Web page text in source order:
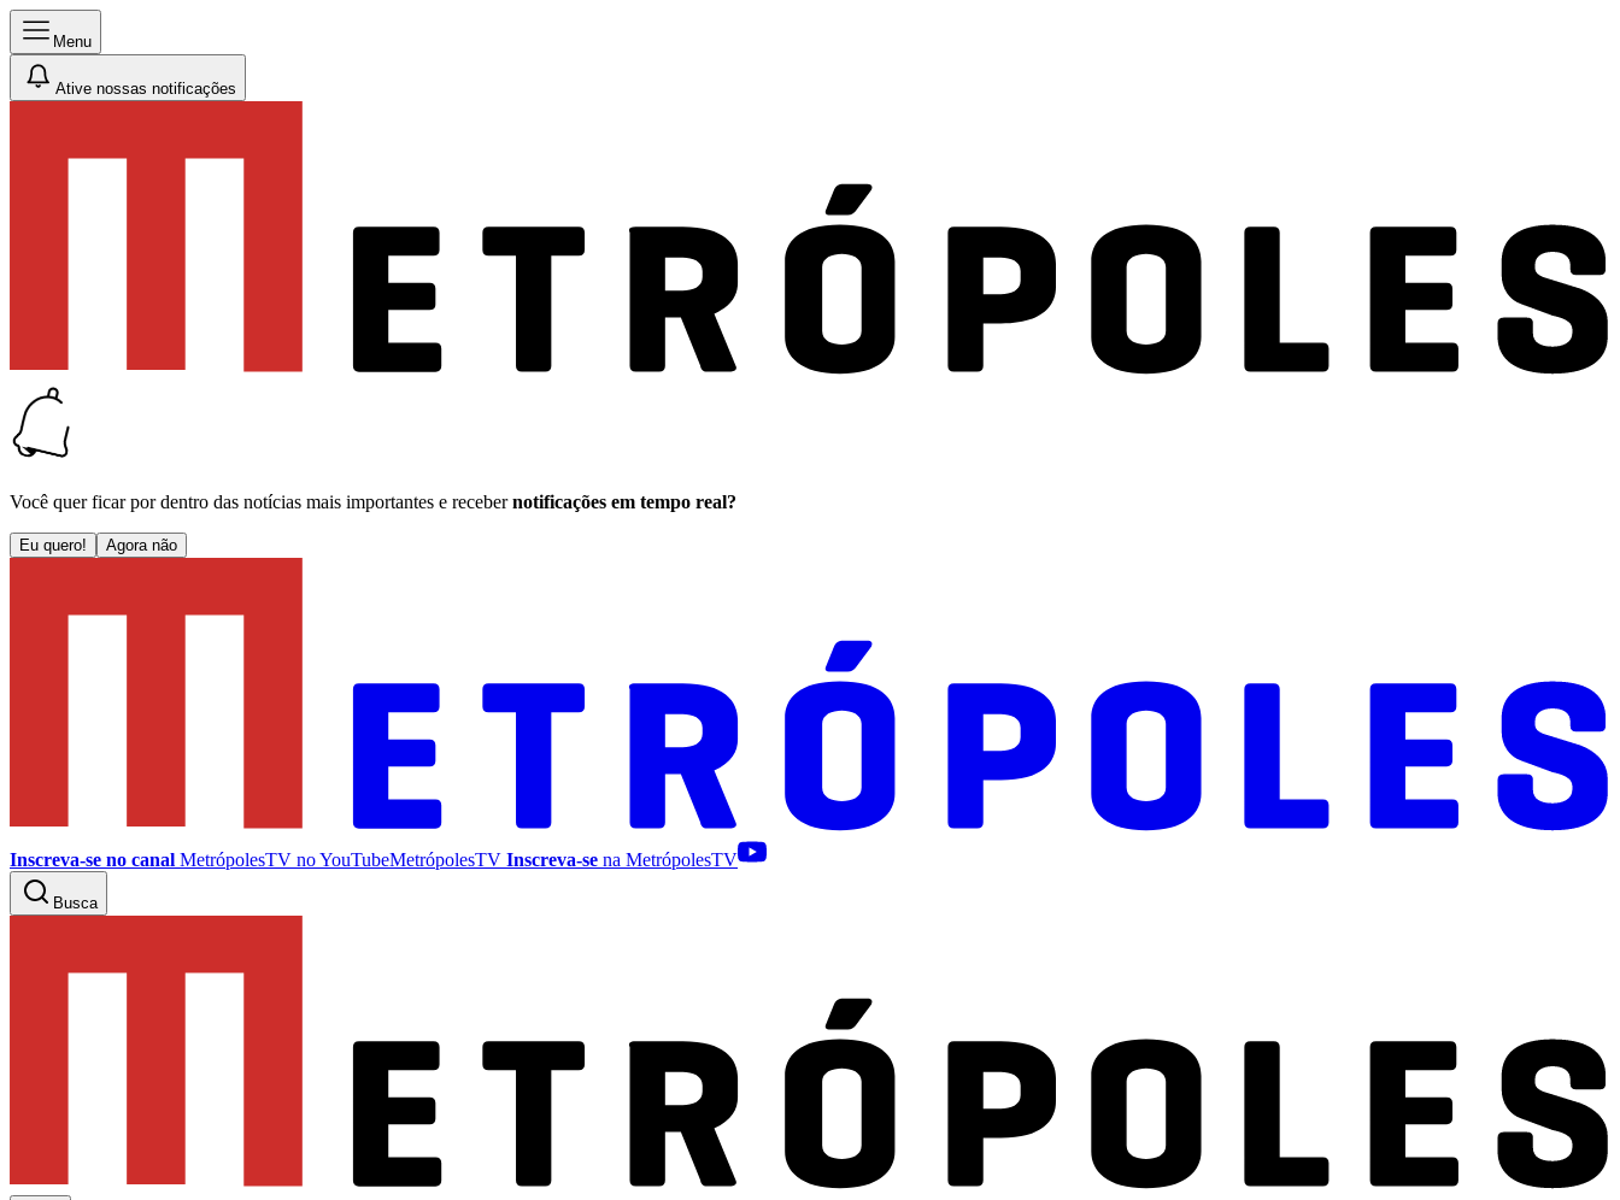
Menu
Ative nossas notificações
Você quer ficar por dentro das notícias mais importantes e receber notificações em tempo real?
Eu quero! Agora não
Inscreva-se no canal MetrópolesTV noYouTubeMetrópolesTV Inscreva-se na MetrópolesTV
Busca